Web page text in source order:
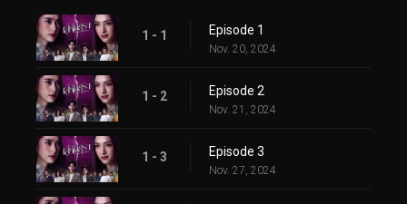
1 - 1 Episode 1
Nov. 20, 2024
1 - 2 Episode 2
Nov. 21, 2024
1 - 3 Episode 3
Nov. 27, 2024